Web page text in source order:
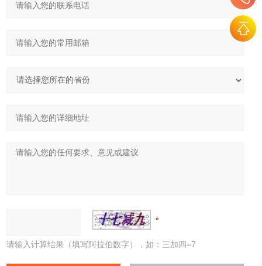
请输入计算结果（填写阿拉伯数字），如：三加四=7